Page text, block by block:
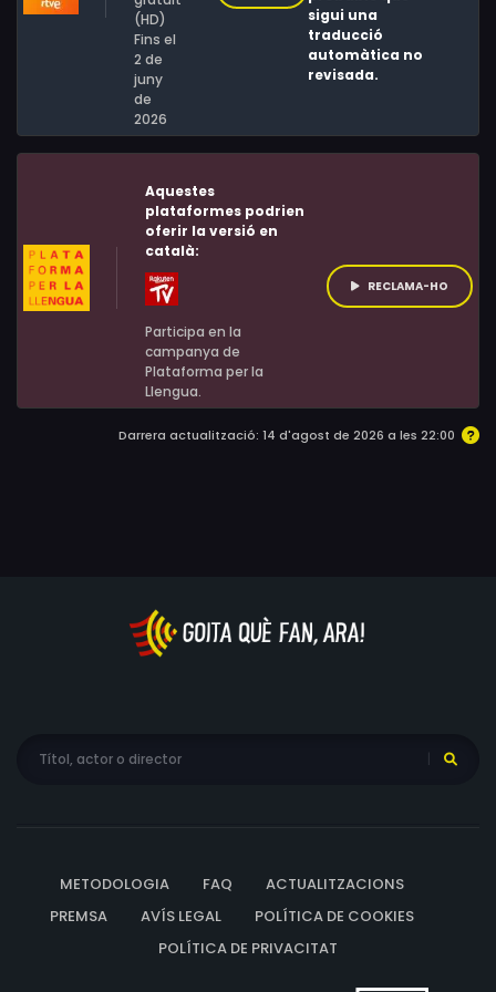
(HD)
Fins el
2 de
juny
de
2026
sigui una
traducció
automàtica no
revisada.
Aquestes
plataformes podrien
oferir la versió en
català:
Participa en la
campanya de
Plataforma per la
Llengua.
RECLAMA-HO
Darrera actualització: 14 d'agost de 2026 a les 22:00
METODOLOGIA FAQ
ACTUALITZACIONS
PREMSA
AVÍS LEGAL
POLÍTICA DE COOKIES
POLÍTICA DE PRIVACITAT